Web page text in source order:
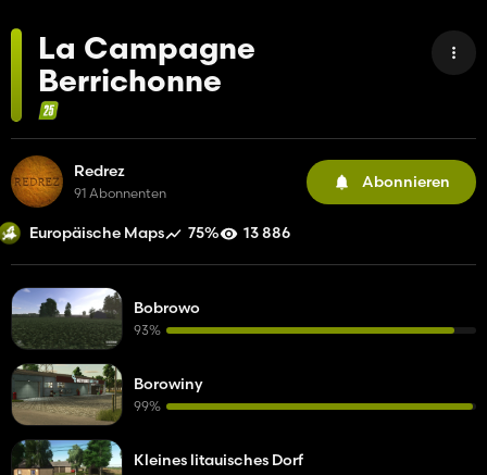
La Campagne
Berrichonne
Redrez
91 Abonnenten
Abonnieren
Europäische Maps 75% 13 886
Bobrowo
93%
Borowiny
99%
Kleines litauisches Dorf